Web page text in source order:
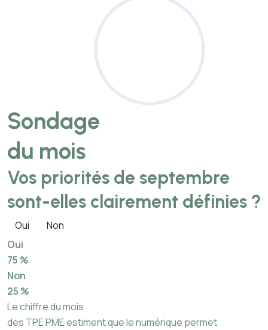
Sondage
du mois
Vos priorités de septembre
sont-elles clairement définies ?
Oui
Non
Oui
75 %
Non
25 %
Le chiffre du mois
des TPE PME estiment que le numérique permet